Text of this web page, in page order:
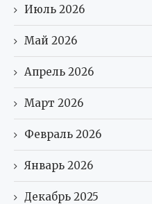
Июль 2026
Май 2026
Апрель 2026
Март 2026
Февраль 2026
Январь 2026
Декабрь 2025